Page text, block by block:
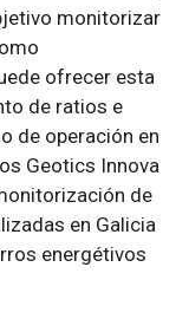
monitorizar
ofrecer esta
de ratios e
de operación en
Geotics Innova
de
en Galicia
energétivos